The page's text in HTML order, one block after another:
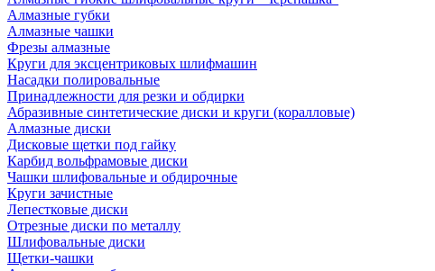
Алмазные губки
Алмазные чашки
Фрезы алмазные
Круги для эксцентриковых шлифмашин
Насадки полировальные
Принадлежности для резки и обдирки
Абразивные синтетические диски и круги (коралловые)
Алмазные диски
Дисковые щетки под гайку
Карбид вольфрамовые диски
Чашки шлифовальные и обдирочные
Круги зачистные
Лепестковые диски
Отрезные диски по металлу
Шлифовальные диски
Щетки-чашки